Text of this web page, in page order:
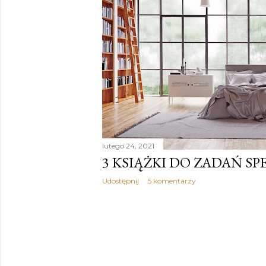
lutego 24, 2021
3 KSIĄŻKI DO ZADAŃ
Udostępnij 5 komentarzy